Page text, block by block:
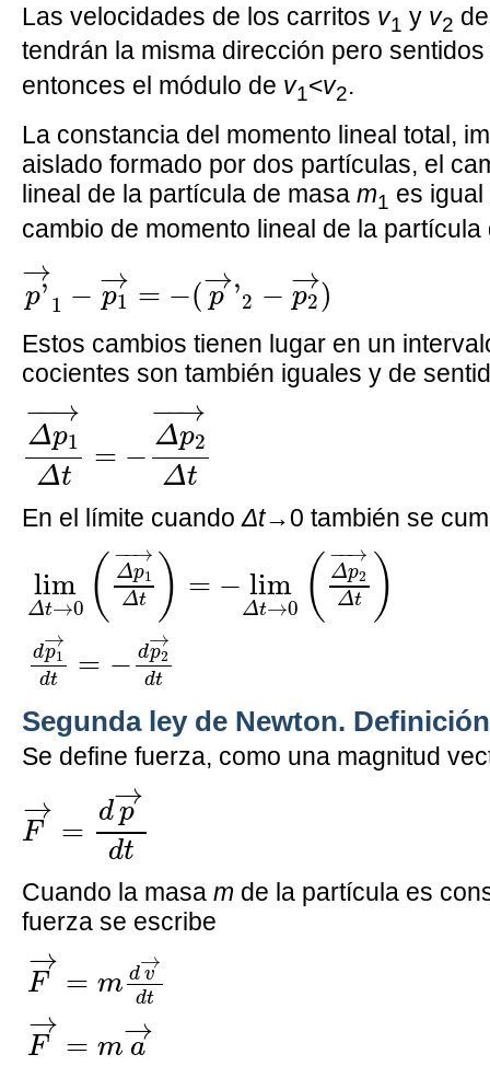
Las velocidades de los carritos v1 y v2
tendrán la misma dirección pero
entonces el módulo de v1 <v2.
La constancia del momento lineal total,
aislado formado por dos partículas, el
lineal de la partícula de masa m1 es
cambio de momento lineal de la
→
p' 1 − →
p1 = −(→
p '2 − →
p2)
p'→ p p p
Estos cambios tienen lugar en un
cocientes son también iguales y de
−
−→
Δp1
Δt
= −
−
−→
Δp2
Δt
Δp1→ −Δp2
En el límite cuandoΔt→0 también se
lim
Δt→0 ( −
−→
Δp1
Δt ) = − lim
Δt→0 ( −
−→
Δp2
Δt )
d
→
p1
dt = − d
→
p2
dt
→0(Δp limΔt→
Segunda ley de Newton.
Se define fuerza, como una magnitud
→
F =
d
→
p
dt
p→
Cuando la masa m de la partícula es
fuerza se escribe
→
F = m d
→
v
dt
→
F = m
→
a
F→ v→